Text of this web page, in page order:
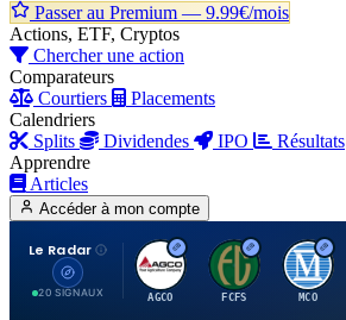
Passer au Premium — 9.99€/mois
Actions, ETF, Cryptos
Chercher une action
Comparateurs
Courtiers
Placements
Calendriers
Splits
Dividendes IPO
Résultats
Apprendre
Articles
Accéder à mon compte
Le Radar
20 SIGNAUX
A
AGCO
F
FCFS
M
MCO